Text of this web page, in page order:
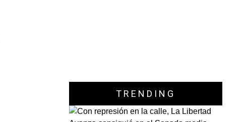
TRENDING